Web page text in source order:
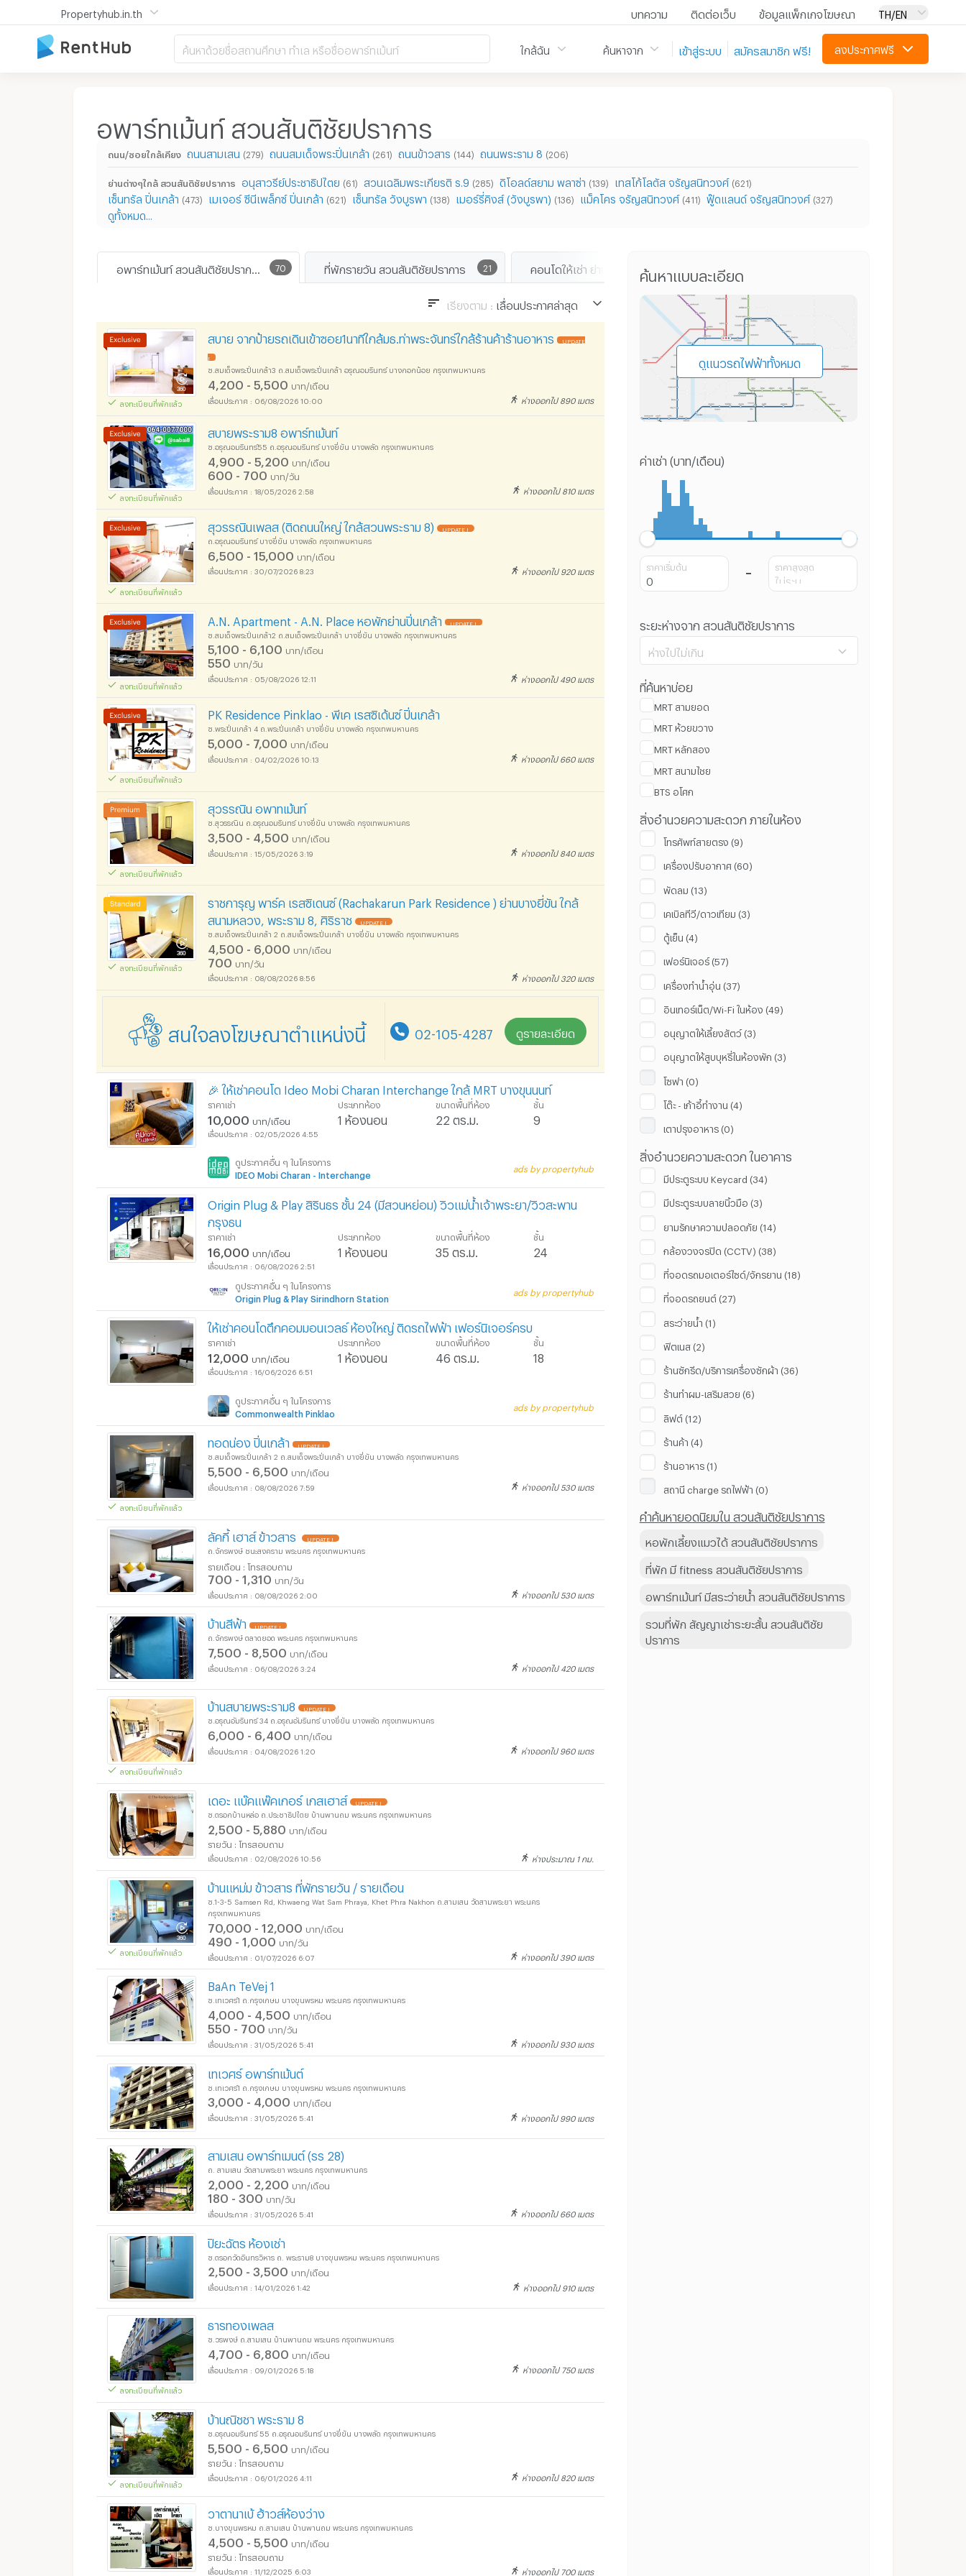
Propertyhub.in.th บทความ ติดต่อเว็บ ข้อมูลแพ็กเกจโฆษณา TH/EN
ค้นหาด้วยชื่อสถานศึกษา ทำเล หรือชื่ออพาร์ทเม้นท์ ใกล้ฉัน ค้นหาจาก เข้าสู่ระบบ สมัครสมาชิก ฟรี! ลงประกาศฟรี
อพาร์ทเม้นท์ สวนสันติชัยปราการ
ถนน/ซอยใกล้เคียง ถนนสามเสน (279) ถนนสมเด็จพระปิ่นเกล้า (261) ถนนข้าวสาร (144) ถนนพระราม 8 (206)
ย่านต่างๆใกล้ สวนสันติชัยปราการ อนุสาวรีย์ประชาธิปไตย (61) สวนเฉลิมพระเกียรติ ร.9 (285) ดิโอลด์สยาม พลาซ่า (139) เทสโก้โลตัส จรัญสนิทวงศ์ (621)
เซ็นทรัล ปิ่นเกล้า (473) เมเจอร์ ซีนีเพล็กซ์ ปิ่นเกล้า (621) เซ็นทรัล วังบูรพา (138) เมอร์รี่คิงส์ (วังบูรพา) (136) แม็คโคร จรัญสนิทวงศ์ (411) ฟู๊ดแลนด์ จรัญสนิทวงศ์ (327)
ดูทั้งหมด...
70 21
ที่พักรายวัน สวนสันติชัยปราการ
เรียงตาม : เลื่อนประกาศล่าสุด
ราคา มากไปน้อย
ระยะทางใกล้ไปไกล
ลงทะเบียนที่พักแล้ว
สบาย จากป้ายรถเดินเข้าซอย1นาทีใกล้มธ.ท่าพระจันทร์ใกล้ร้านค้าร้านอาหาร UPDATE
!
ซ.สมเด็จพระปิ่นเกล้า3 ถ.สมเด็จพระปิ่นเกล้า อรุณอมรินทร์ บางกอกน้อย กรุงเทพมหานคร
4,200 - 5,500 บาท/เดือน
06/08/2026 10:00 ห่างออกไป 890 เมตร
ลงทะเบียนที่พักแล้ว
สบายพระราม8 อพาร์ทเม้นท์
ซ.อรุณอมรินทร์55 ถ.อรุณอมรินทร์ บางยี่ขัน บางพลัด กรุงเทพมหานคร
4,900 - 5,200 บาท/เดือน
600 - 700 บาท/วัน
18/05/2026 2:58 ห่างออกไป 810 เมตร
ลงทะเบียนที่พักแล้ว
สุวรรณินเพลส (ติดถนนใหญ่ ใกล้สวนพระราม 8) UPDATE !
ถ.อรุณอมรินทร์ บางยี่ขัน บางพลัด กรุงเทพมหานคร
6,500 - 15,000 บาท/เดือน
30/07/2026 8:23 ห่างออกไป 920 เมตร
ลงทะเบียนที่พักแล้ว
อพาร์ทเม้นท์ หอพัก ย่าน สวนสันติชัยปราการ :
A.N. Apartment - A.N. Place หอพักย่านปิ่นเกล้า UPDATE !
ซ.สมเด็จพระปิ่นเกล้า2 ถ.สมเด็จพระปิ่นเกล้า บางยี่ขัน บางพลัด กรุงเทพมหานคร
5,100 - 6,100 บาท/เดือน
550 บาท/วัน
05/08/2026 12:11 ห่างออกไป 490 เมตร
ลงทะเบียนที่พักแล้ว
PK Residence Pinklao - พีเค เรสซิเด้นซ์ ปิ่นเกล้า
ซ.พระปิ่นเกล้า 4 ถ.พระปิ่นเกล้า บางยี่ขัน บางพลัด กรุงเทพมหานคร
5,000 - 7,000 บาท/เดือน
04/02/2026 10:13 ห่างออกไป 660 เมตร
ลงทะเบียนที่พักแล้ว
สุวรรณิน อพาทเม้นท์
ซ.สุวรรณิน ถ.อรุณอมรินทร์ บางยี่ขัน บางพลัด กรุงเทพมหานคร
3,500 - 4,500 บาท/เดือน
15/05/2026 3:19 ห่างออกไป 840 เมตร
ลงทะเบียนที่พักแล้ว
ราชการุญ พาร์ค เรสซิเดนซ์ (Rachakarun Park Residence ) ย่านบางยี่ขัน ใกล้
สนามหลวง, พระราม 8, ศิริราช
UPDATE !
ซ.สมเด็จพระปิ่นเกล้า 2 ถ.สมเด็จพระปิ่นเกล้า บางยี่ขัน บางพลัด กรุงเทพมหานคร
4,500 - 6,000 บาท/เดือน
700 บาท/วัน
08/08/2026 8:56 ห่างออกไป 320 เมตร
สนใจลงโฆษณาตำแหน่งนี้ 02-105-4287 ดูรายละเอียด
🎉 ให้เช่าคอนโด Ideo Mobi Charan Interchange ใกล้ MRT บางขุนนนท์
ราคาเช่า
10,000 บาท/เดือน
ประเภทห้อง
1 ห้องนอน
ขนาดพื้นที่ห้อง
22 ตร.ม.
ชั้น
9
02/05/2026 4:55
ดูประกาศอื่น ๆ ในโครงการ
IDEO Mobi Charan - Interchange
ads by propertyhub
Origin Plug & Play สิรินธร ชั้น 24 (มีสวนหย่อม) วิวแม่น้ำเจ้าพระยา/วิวสะพาน
กรุงธน
ราคาเช่า
16,000 บาท/เดือน
ประเภทห้อง
1 ห้องนอน
ขนาดพื้นที่ห้อง
35 ตร.ม.
ชั้น
24
06/08/2026 2:51
ดูประกาศอื่น ๆ ในโครงการ
Origin Plug & Play Sirindhorn Station
ads by propertyhub
ให้เช่าคอนโดตึกคอมมอนเวลธ์ ห้องใหญ่ ติดรถไฟฟ้า เฟอร์นิเจอร์ครบ
ราคาเช่า
12,000 บาท/เดือน
ประเภทห้อง
1 ห้องนอน
ขนาดพื้นที่ห้อง
46 ตร.ม.
ชั้น
18
16/06/2026 6:51
ดูประกาศอื่น ๆ ในโครงการ
Commonwealth Pinklao
ads by propertyhub
ลงทะเบียนที่พักแล้ว
ทอดน่อง ปิ่นเกล้า UPDATE !
ซ.สมเด็จพระปิ่นเกล้า 2 ถ.สมเด็จพระปิ่นเกล้า บางยี่ขัน บางพลัด กรุงเทพมหานคร
5,500 - 6,500 บาท/เดือน
08/08/2026 7:59 ห่างออกไป 530 เมตร
ลัคกี้ เฮาส์ ข้าวสาร UPDATE !
ถ.จักรพงษ์ ชนะสงคราม พระนคร กรุงเทพมหานคร
รายเดือน : โทรสอบถาม
700 - 1,310 บาท/วัน
08/08/2026 2:00 ห่างออกไป 530 เมตร
บ้านสีฟ้า UPDATE !
ถ.จักรพงษ์ ตลาดยอด พระนคร กรุงเทพมหานคร
7,500 - 8,500 บาท/เดือน
06/08/2026 3:24 ห่างออกไป 420 เมตร
ลงทะเบียนที่พักแล้ว
บ้านสบายพระราม8 UPDATE !
ซ.อรุณอัมรินทร์ 34 ถ.อรุณอัมรินทร์ บางยี่ขัน บางพลัด กรุงเทพมหานคร
6,000 - 6,400 บาท/เดือน
04/08/2026 1:20 ห่างออกไป 960 เมตร
เดอะ แบ๊คแพ๊คเกอร์ เกสเฮาส์ UPDATE !
ซ.ตรอกบ้านหล่อ ถ.ประชาธิปไตย บ้านพานถม พระนคร กรุงเทพมหานคร
2,500 - 5,880 บาท/เดือน
รายวัน : โทรสอบถาม
02/08/2026 10:56 ห่างประมาณ 1 กม.
ลงทะเบียนที่พักแล้ว
บ้านแหม่ม ข้าวสาร ที่พักรายวัน / รายเดือน
ซ.1-3-5 Samsen Rd, Khwaeng Wat Sam Phraya, Khet Phra Nakhon ถ.สามเสน วัดสามพระยา พระนคร
กรุงเทพมหานคร
70,000 - 12,000 บาท/เดือน
490 - 1,000 บาท/วัน
01/07/2026 6:07 ห่างออกไป 390 เมตร
BaAn TeVej 1
ซ.เทเวศร์1 ถ.กรุงเกษม บางขุนพรหม พระนคร กรุงเทพมหานคร
4,000 - 4,500 บาท/เดือน
550 - 700 บาท/วัน
31/05/2026 5:41 ห่างออกไป 930 เมตร
เทเวศร์ อพาร์ทเม้นต์
ซ.เทเวศร์1 ถ.กรุงเกษม บางขุนพรหม พระนคร กรุงเทพมหานคร
3,000 - 4,000 บาท/เดือน
31/05/2026 5:41 ห่างออกไป 990 เมตร
สามเสน อพาร์ทเมนต์ (รร 28)
ถ. สามเสน วัดสามพระยา พระนคร กรุงเทพมหานคร
2,000 - 2,200 บาท/เดือน
180 - 300 บาท/วัน
31/05/2026 5:41 ห่างออกไป 660 เมตร
ปิยะฉัตร ห้องเช่า
ซ.ตรอกวัดอินทรวิหาร ถ. พระราม8 บางขุนพรหม พระนคร กรุงเทพมหานคร
2,500 - 3,500 บาท/เดือน
14/01/2026 1:42 ห่างออกไป 910 เมตร
ลงทะเบียนที่พักแล้ว
ธารทองเพลส
ซ.วรพงษ์ ถ.สามเสน บ้านพานถม พระนคร กรุงเทพมหานคร
4,700 - 6,800 บาท/เดือน
09/01/2026 5:18 ห่างออกไป 750 เมตร
ลงทะเบียนที่พักแล้ว
บ้านณิชชา พระราม 8
ซ.อรุณอมรินทร์ 55 ถ.อรุณอมรินทร์ บางยี่ขัน บางพลัด กรุงเทพมหานคร
5,500 - 6,500 บาท/เดือน
รายวัน : โทรสอบถาม
06/01/2026 4:11 ห่างออกไป 820 เมตร
วาตานาเบ้ ฮ้าวส์​ห้องว่าง
ซ.บางขุนพรหม ถ.สามเสน บ้านพานถม พระนคร กรุงเทพมหานคร
4,500 - 5,500 บาท/เดือน
รายวัน : โทรสอบถาม
11/12/2025 6:03 ห่างออกไป 700 เมตร
ค้นหาแบบละเอียด
ดูแนวรถไฟฟ้าทั้งหมด
ค่าเช่า (บาท/เดือน)
ราคาเริ่มต้น ราคาสูงสุด
ระยะห่างจาก สวนสันติชัยปราการ
ห่างไปไม่เกิน
100 ม.
ที่ค้นหาบ่อย
MRT สามยอด
MRT ห้วยขวาง
MRT หลักสอง
MRT สนามไชย
BTS อโศก
สิ่งอำนวยความสะดวก ภายในห้อง
โทรศัพท์สายตรง (9)
เครื่องปรับอากาศ (60)
พัดลม (13)
เคเบิลทีวี/ดาวเทียม (3)
ตู้เย็น (4)
เฟอร์นิเจอร์ (57)
เครื่องทำน้ำอุ่น (37)
อินเทอร์เน็ต/Wi-Fi ในห้อง (49)
อนุญาตให้เลี้ยงสัตว์ (3)
อนุญาตให้สูบบุหรี่ในห้องพัก (3)
โซฟา (0)
โต๊ะ - เก้าอี้ทำงาน (4)
เตาปรุงอาหาร (0)
สิ่งอำนวยความสะดวก ในอาคาร
มีประตูระบบ Keycard (34)
มีประตูระบบลายนิ้วมือ (3)
ยามรักษาความปลอดภัย (14)
กล้องวงจรปิด (CCTV) (38)
ที่จอดรถมอเตอร์ไซด์/จักรยาน (18)
ที่จอดรถยนต์ (27)
สระว่ายน้ำ (1)
ฟิตเนส (2)
ร้านซักรีด/บริการเครื่องซักผ้า (36)
ร้านทำผม-เสริมสวย (6)
ลิฟต์ (12)
ร้านค้า (4)
ร้านอาหาร (1)
สถานี ​charge รถไฟฟ้า (0)
คำค้นหายอดนิยมใน สวนสันติชัยปราการ
หอพักเลี้ยงแมวได้ สวนสันติชัยปราการ
ที่พัก มี fitness สวนสันติชัยปราการ
อพาร์ทเม้นท์ มีสระว่ายน้ำ สวนสันติชัยปราการ
รวมที่พัก สัญญาเช่าระยะสั้น สวนสันติชัย
ปราการ